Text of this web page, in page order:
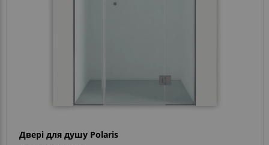
Двері для душу Polaris